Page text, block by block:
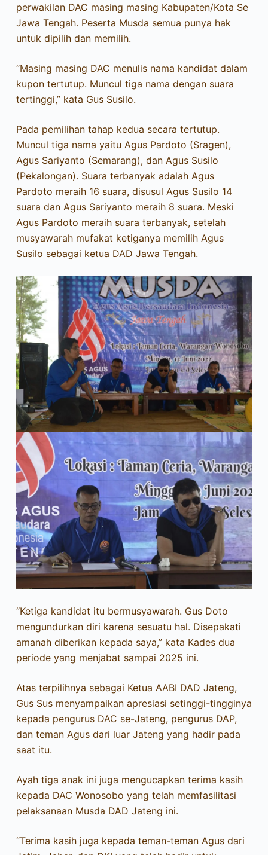
perwakilan DAC masing masing Kabupaten/Kota Se
Jawa Tengah. Peserta Musda semua punya hak
untuk dipilih dan memilih.
“Masing masing DAC menulis nama kandidat dalam
kupon tertutup. Muncul tiga nama dengan suara
tertinggi,” kata Gus Susilo.
Pada pemilihan tahap kedua secara tertutup.
Muncul tiga nama yaitu Agus Pardoto (Sragen),
Agus Sariyanto (Semarang), dan Agus Susilo
(Pekalongan). Suara terbanyak adalah Agus
Pardoto meraih 16 suara, disusul Agus Susilo 14
suara dan Agus Sariyanto meraih 8 suara. Meski
Agus Pardoto meraih suara terbanyak, setelah
musyawarah mufakat ketiganya memilih Agus
Susilo sebagai ketua DAD Jawa Tengah.
“Ketiga kandidat itu bermusyawarah. Gus Doto
mengundurkan diri karena sesuatu hal. Disepakati
amanah diberikan kepada saya,” kata Kades dua
periode yang menjabat sampai 2025 ini.
Atas terpilihnya sebagai Ketua AABI DAD Jateng,
Gus Sus menyampaikan apresiasi setinggi-tingginya
kepada pengurus DAC se-Jateng, pengurus DAP,
dan teman Agus dari luar Jateng yang hadir pada
saat itu.
Ayah tiga anak ini juga mengucapkan terima kasih
kepada DAC Wonosobo yang telah memfasilitasi
pelaksanaan Musda DAD Jateng ini.
“Terima kasih juga kepada teman-teman Agus dari